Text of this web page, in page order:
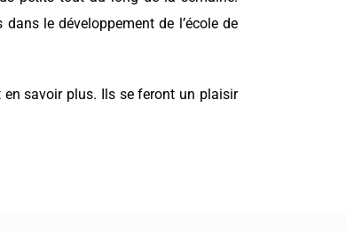
le développement de l’école de
savoir plus. Ils se feront un plaisir